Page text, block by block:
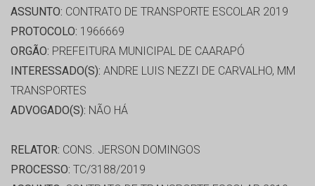
ASSUNTO: CONTRATO DE TRANSPORTE ESCOLAR 2019
PROTOCOLO: 1966669
ORGÃO: PREFEITURA MUNICIPAL DE CAARAPÓ
INTERESSADO(S): ANDRE LUIS NEZZI DE CARVALHO, MM
TRANSPORTES
ADVOGADO(S): NÃO HÁ
RELATOR: CONS. JERSON DOMINGOS
PROCESSO: TC/3188/2019